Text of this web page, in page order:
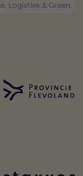
Logistiek & Groen